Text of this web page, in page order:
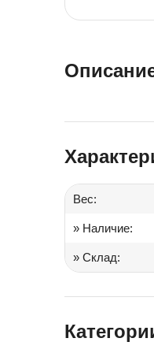
Вес:
» Наличие:
» Склад: